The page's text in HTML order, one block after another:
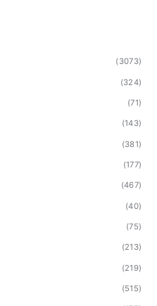
(3073)
(324)
(71)
(143)
(381)
(177)
(467)
(40)
(75)
(213)
(219)
(515)